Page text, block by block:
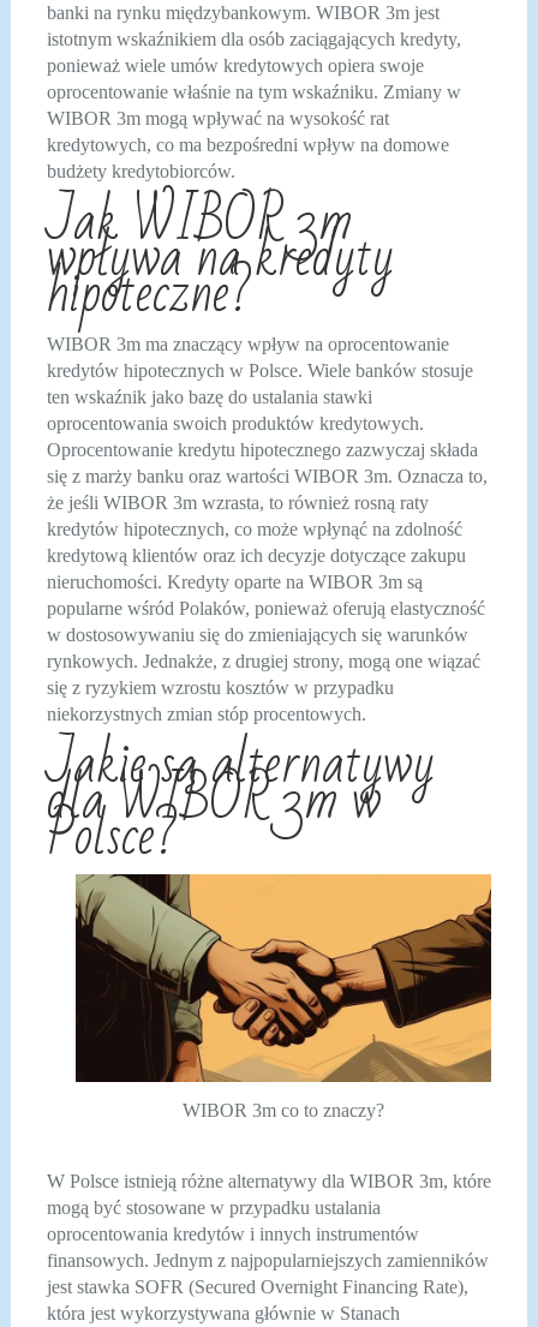
banki na rynku międzybankowym. WIBOR 3m jest
istotnym wskaźnikiem dla osób zaciągających kredyty,
ponieważ wiele umów kredytowych opiera swoje
oprocentowanie właśnie na tym wskaźniku. Zmiany w
WIBOR 3m mogą wpływać na wysokość rat
kredytowych, co ma bezpośredni wpływ na domowe
budżety kredytobiorców.
Jak WIBOR 3m
wpływa na kredyty
hipoteczne?
WIBOR 3m ma znaczący wpływ na oprocentowanie
kredytów hipotecznych w Polsce. Wiele banków stosuje
ten wskaźnik jako bazę do ustalania stawki
oprocentowania swoich produktów kredytowych.
Oprocentowanie kredytu hipotecznego zazwyczaj składa
się z marży banku oraz wartości WIBOR 3m. Oznacza to,
że jeśli WIBOR 3m wzrasta, to również rosną raty
kredytów hipotecznych, co może wpłynąć na zdolność
kredytową klientów oraz ich decyzje dotyczące zakupu
nieruchomości. Kredyty oparte na WIBOR 3m są
popularne wśród Polaków, ponieważ oferują elastyczność
w dostosowywaniu się do zmieniających się warunków
rynkowych. Jednakże, z drugiej strony, mogą one wiązać
się z ryzykiem wzrostu kosztów w przypadku
niekorzystnych zmian stóp procentowych.
Jakie są alternatywy
dla WIBOR 3m w
Polsce?
WIBOR 3m co to znaczy?
W Polsce istnieją różne alternatywy dla WIBOR 3m, które
mogą być stosowane w przypadku ustalania
oprocentowania kredytów i innych instrumentów
finansowych. Jednym z najpopularniejszych zamienników
jest stawka SOFR (Secured Overnight Financing Rate),
która jest wykorzystywana głównie w Stanach